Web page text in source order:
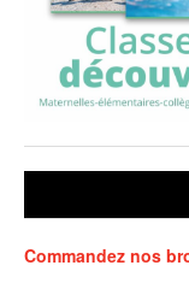
Commandez nos